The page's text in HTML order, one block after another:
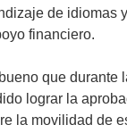
de idiomas
financiero.
que durante
lograr la
la movilidad de